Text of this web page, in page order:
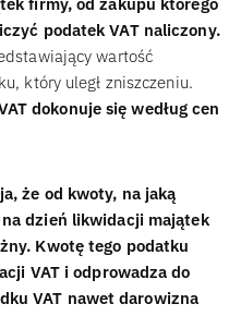
podatek VAT naliczony.
wartość
który uległ zniszczeniu.
dokonuje się według cen
że od kwoty, na jaką
dzień likwidacji majątek
Kwotę tego podatku
VAT i odprowadza do
VAT nawet darowizna